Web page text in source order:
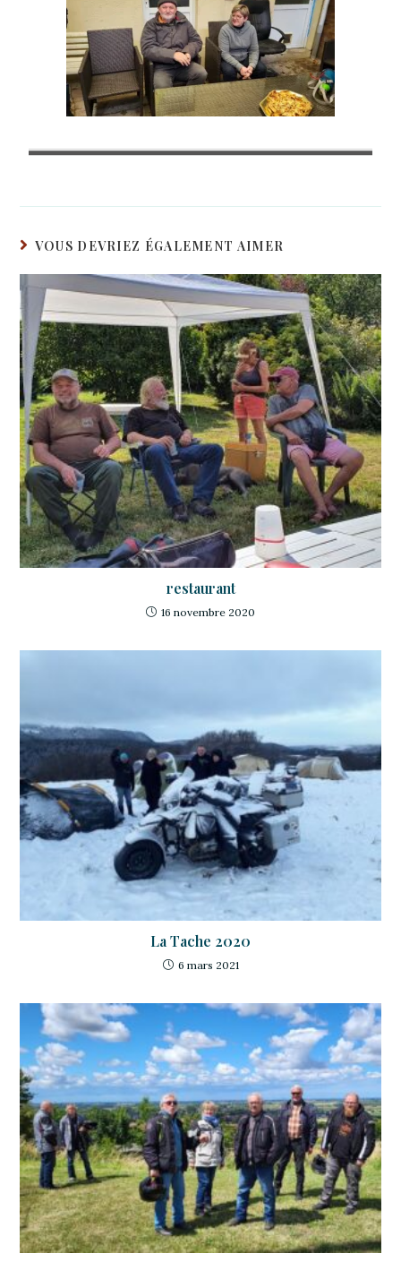
VOUS DEVRIEZ ÉGALEMENT AIMER
restaurant
16 novembre 2020
La Tache 2020
6 mars 2021